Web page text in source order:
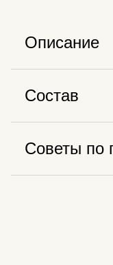
Описание
Состав
Советы по